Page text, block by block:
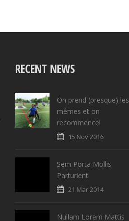
RECENT NEWS
On prend (presque) les
mêmes et on
recommence!
15 Nov 2016
Sem Porta Mollis
Parturient
21 Mar 2014
Nullam Lorem Mattis